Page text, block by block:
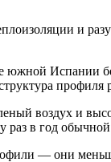
и
Испании
воздух и
раз в год
— они